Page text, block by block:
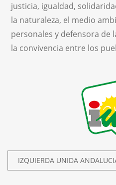
justicia, igualdad,
la naturaleza, el medio
personales y defensora de
la convivencia entre los
IZQUIERDA UNIDA